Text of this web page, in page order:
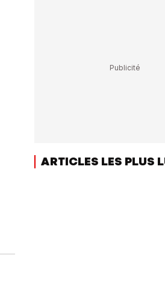
ARTICLES LES PLUS